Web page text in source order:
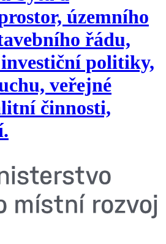
územního
řádu,
politiky,
veřejné
činnosti,